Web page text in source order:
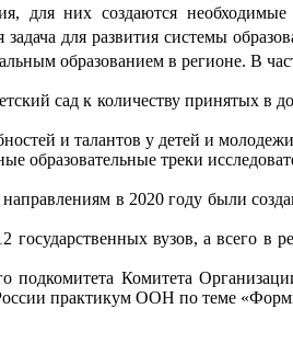
для них создаются
для развития системы
образованием в регионе. В
сад к количеству принятых в
и талантов у детей и
образовательные треки
в 2020 году были
вузов, а всего в
подкомитета Комитета
практикум ООН по теме